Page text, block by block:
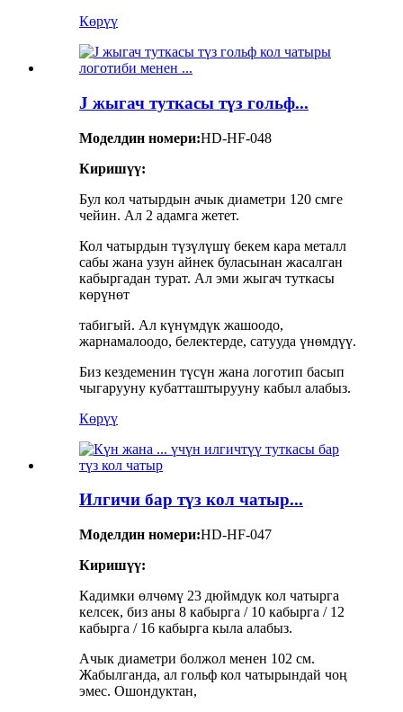
Көрүү
J жыгач туткасы түз гольф...
Моделдин номери:HD-HF-048
Киришүү:
Бул кол чатырдын ачык диаметри 120 смге
чейин. Ал 2 адамга жетет.
Кол чатырдын түзүлүшү бекем кара металл
сабы жана узун айнек буласынан жасалган
кабыргадан турат. Ал эми жыгач туткасы
көрүнөт
табигый. Ал күнүмдүк жашоодо,
жарнамалоодо, белектерде, сатууда үнөмдүү.
Биз кездеменин түсүн жана логотип басып
чыгарууну кубатташтырууну кабыл алабыз.
Көрүү
Илгичи бар түз кол чатыр...
Моделдин номери:HD-HF-047
Киришүү:
Кадимки өлчөмү 23 дюймдук кол чатырга
келсек, биз аны 8 кабырга / 10 кабырга / 12
кабырга / 16 кабырга кыла алабыз.
Ачык диаметри болжол менен 102 см.
Жабылганда, ал гольф кол чатырындай чоң
эмес. Ошондуктан,